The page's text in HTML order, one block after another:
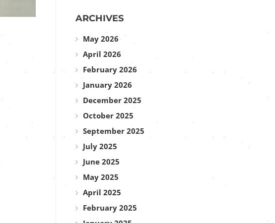
ARCHIVES
May 2026
April 2026
February 2026
January 2026
December 2025
October 2025
September 2025
July 2025
June 2025
May 2025
April 2025
February 2025